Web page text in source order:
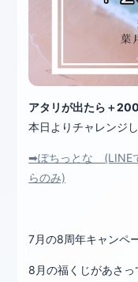
アタリが出たら＋
本日よりチャレンジ
➡ぽちっとな (LINE
らのみ)
7月の8周年キャンペ
8月の福くじがあさっ